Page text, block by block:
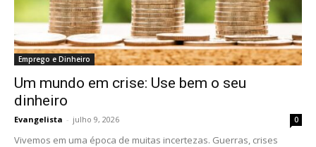
Emprego e Dinheiro
Um mundo em crise: Use bem o seu
dinheiro
Evangelista - julho 9, 2026 0
Vivemos em uma época de muitas incertezas. Guerras, crises